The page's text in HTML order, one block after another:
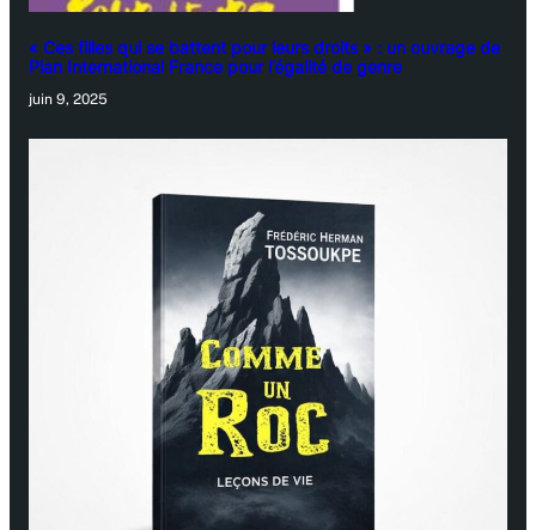
« Ces filles qui se battent pour leurs droits » : un ouvrage de
Plan International France pour l’égalité de genre
juin 9, 2025